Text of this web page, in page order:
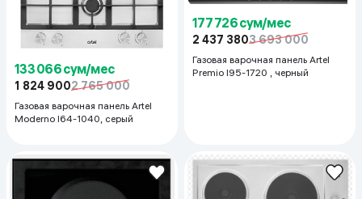
133 066 сум/мес
1 824 9002 765 000
Газовая варочная панель Artel
Moderno I64-1040, серый
177 726 сум/мес
2 437 3803 693 000
Газовая варочная панель Artel
Premio I95-1720 , черный